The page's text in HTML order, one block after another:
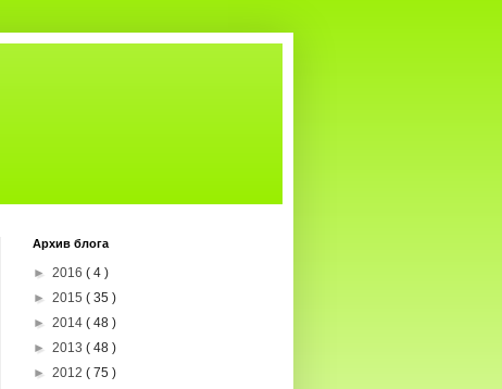
Архив блога
► 2016 ( 4 )
► 2015 ( 35 )
► 2014 ( 48 )
► 2013 ( 48 )
► 2012 ( 75 )